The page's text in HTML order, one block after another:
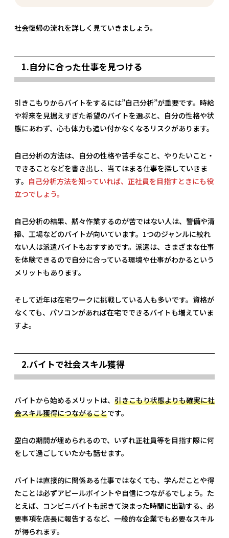
社会復帰の流れを詳しく見ていきましょう。
1.自分に合った仕事を見つける
引きこもりからバイトをするには”自己分析”が重要です。時給
や将来を見据えすぎた希望のバイトを選ぶと、自分の性格や状
態にあわず、心も体力も追い付かなくなるリスクがあります。
自己分析の方法は、自分の性格や苦手なこと、やりたいこと・
できることなどを書き出し、当てはまる仕事を探していきま
す。 自己分析方法を知っていれば、正社員を目指すときにも役
立つでしょう。
自己分析の結果、黙々作業するのが苦ではない人は、警備や清
掃、工場などのバイトが向いています。1つのジャンルに絞れ
ない人は派遣バイトもおすすめです。派遣は、さまざまな仕事
を体験できるので自分に合っている環境や仕事がわかるという
メリットもあります。
そして近年は在宅ワークに挑戦している人も多いです。資格が
なくても、パソコンがあれば在宅でできるバイトも増えていま
すよ。
2.バイトで社会スキル獲得
バイトから始めるメリットは、 引きこもり状態よりも確実に社
会スキル獲得につながることです。
空白の期間が埋められるので、いずれ正社員等を目指す際に何
をして過ごしていたかも話せます。
バイトは直接的に関係ある仕事ではなくても、学んだことや得
たことは必ずアピールポイントや自信につながるでしょう。た
とえば、コンビニバイトも起きて決まった時間に出勤する、必
要事項を店長に報告するなど、一般的な企業でも必要なスキル
が得られます。